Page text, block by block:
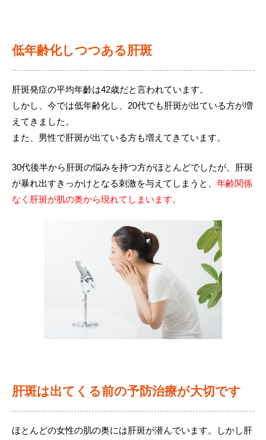
低年齢化しつつある肝斑
肝斑発症の平均年齡は42歳だと言われています。
しかし、今では低年齢化し、20代でも肝斑が出ている方が増
えてきました。
また、男性で肝斑が出ている方も増えてきています。
30代後半から肝斑の悩みを持つ方がほとんどでしたが、肝斑
が暴れ出すきっかけとなる刺激を与えてしまうと、 年齢関係
なく肝斑が肌の奥から現れてしまいます。
肝斑は出てくる前の予防治療が大切です
ほとんどの女性の肌の奥には肝斑が潜んでいます。しかし肝